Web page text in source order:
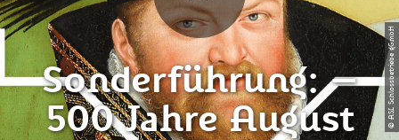
© ASL Schlossbetriebe gGmbH
Sonderführung: –
500 Jahre August